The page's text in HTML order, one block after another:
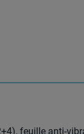
feuille anti-